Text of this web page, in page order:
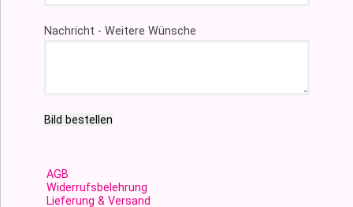
Nachricht - Weitere Wünsche
Bild bestellen
AGB
Widerrufsbelehrung
Lieferung & Versand